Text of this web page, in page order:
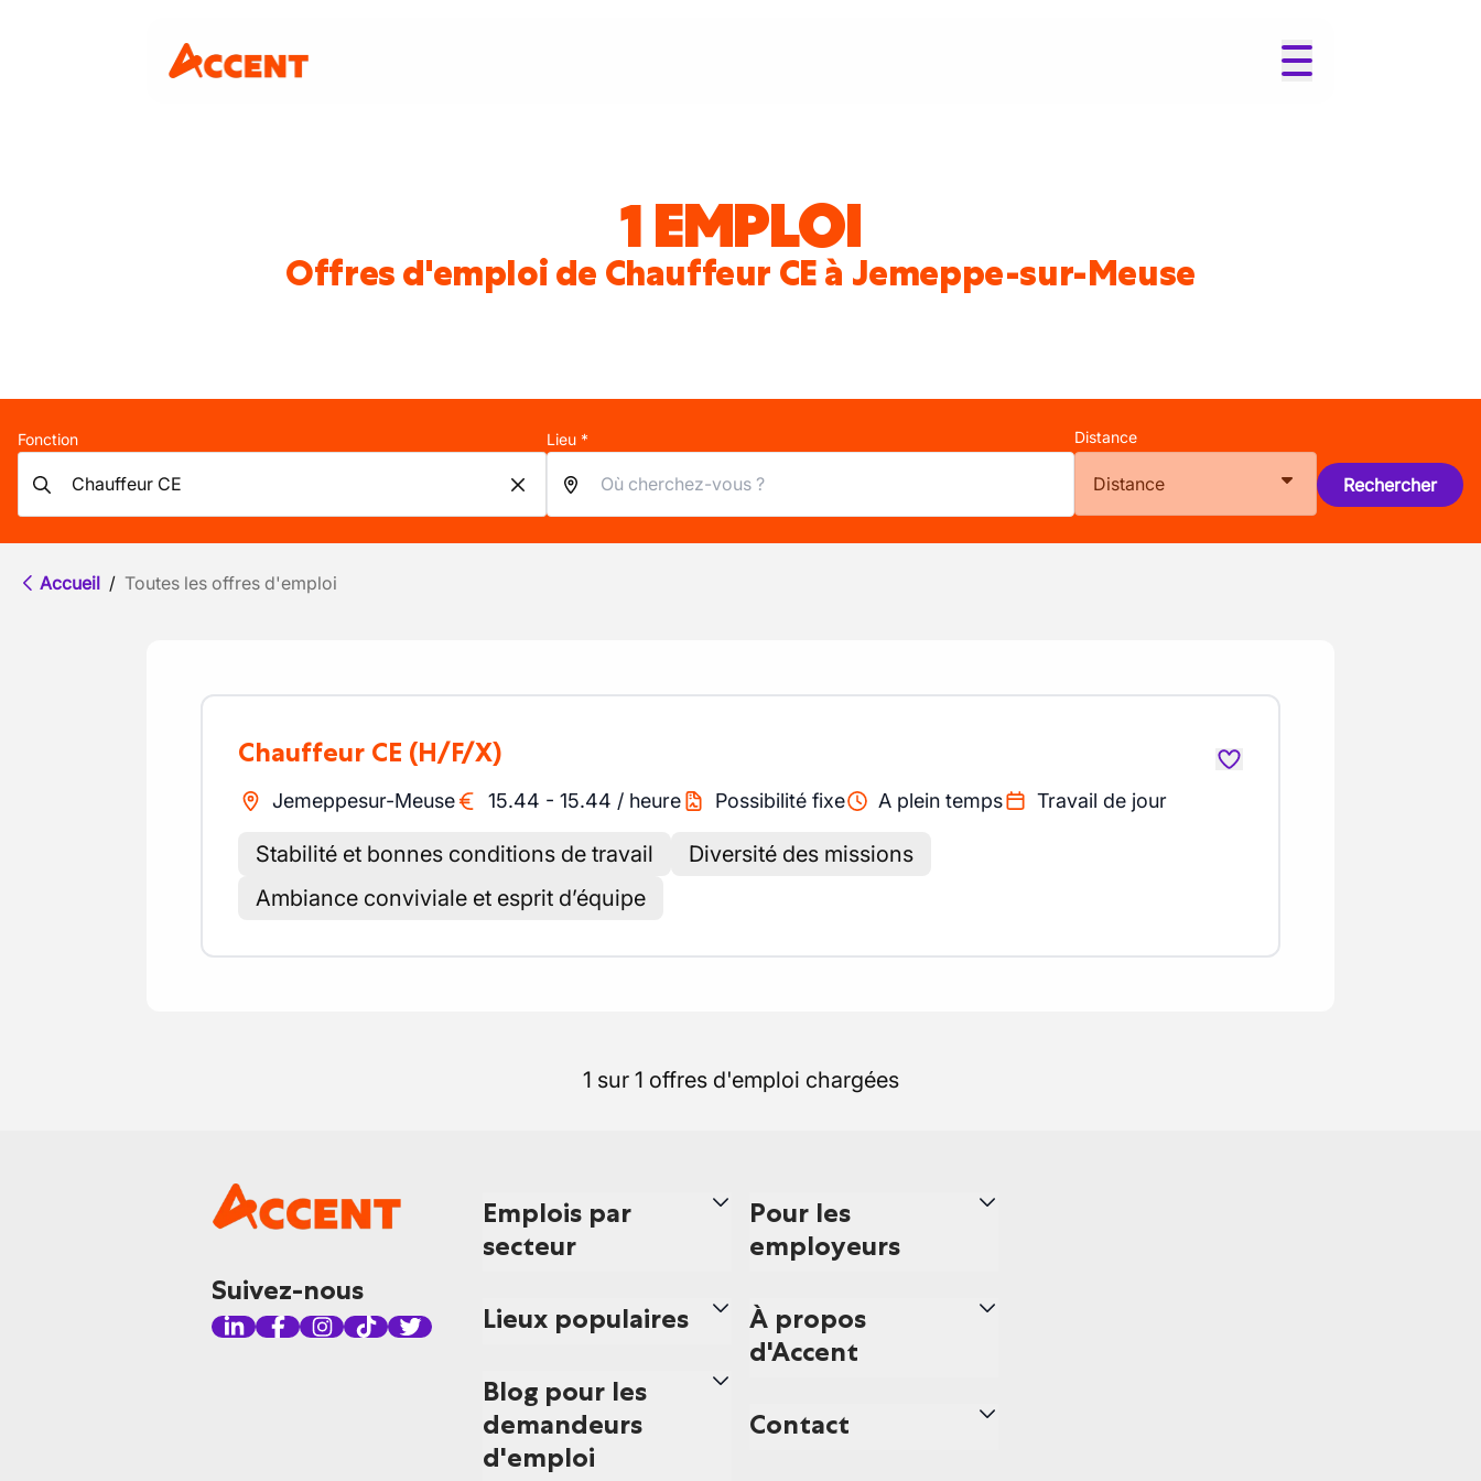
1 EMPLOI
Offres d'emploi de Chauffeur CE à Jemeppe-sur-Meuse
Fonction Lieu * Distance
Distance Rechercher
Accueil / Toutes les offres d'emploi
Chauffeur CE (H/F/X)
Jemeppesur-Meuse 15.44 - 15.44 / heure Possibilité fixe A plein temps Travail de jour
Stabilité et bonnes conditions de travail
Diversité des missions
Ambiance conviviale et esprit d’équipe
1 sur 1 offres d'emploi chargées
Suivez-nous
Emplois par
secteur
Lieux populaires
Blog pour les
demandeurs
d'emploi
Pour les
employeurs
À propos
d'Accent
Contact